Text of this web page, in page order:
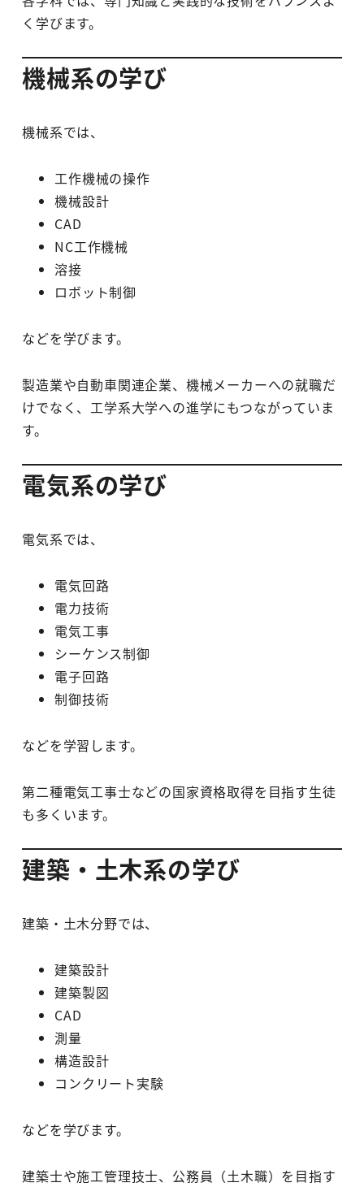
く学びます。
機械系の学び
機械系では、
工作機械の操作
機械設計
CAD
NC工作機械
溶接
ロボット制御
などを学びます。
製造業や自動車関連企業、機械メーカーへの就職だ
けでなく、工学系大学への進学にもつながっていま
す。
電気系の学び
電気系では、
電気回路
電力技術
電気工事
シーケンス制御
電子回路
制御技術
などを学習します。
第二種電気工事士などの国家資格取得を目指す生徒
も多くいます。
建築・土木系の学び
建築・土木分野では、
建築設計
建築製図
CAD
測量
構造設計
コンクリート実験
などを学びます。
建築士や施工管理技士、公務員（土木職）を目指す